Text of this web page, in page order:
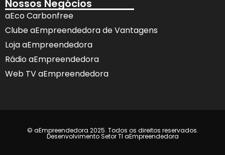
Nossos Negócios
aEco Carbonfree
Clube aEmpreendedora de Vantagens
Loja aEmpreendedora
Rádio aEmpreendedora
Web TV aEmpreendedora
© aEmpreendedora 2025. Todos os direitos reservados.
Desenvolvimento Setor TI aEmpreendedora